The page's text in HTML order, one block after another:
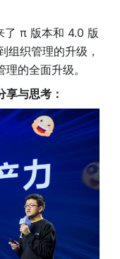
了 π 版本和 4.0 版
织管理的升级，
的全面升级。
与思考：